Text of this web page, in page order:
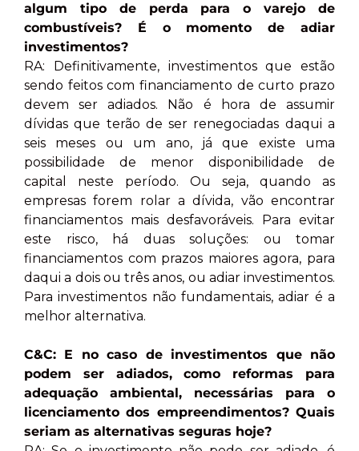
algum tipo de perda para o varejo de
combustíveis? É o momento de adiar
investimentos?
RA: Definitivamente, investimentos que estão
sendo feitos com financiamento de curto prazo
devem ser adiados. Não é hora de assumir
dívidas que terão de ser renegociadas daqui a
seis meses ou um ano, já que existe uma
possibilidade de menor disponibilidade de
capital neste período. Ou seja, quando as
empresas forem rolar a dívida, vão encontrar
financiamentos mais desfavoráveis. Para evitar
este risco, há duas soluções: ou tomar
financiamentos com prazos maiores agora, para
daqui a dois ou três anos, ou adiar investimentos.
Para investimentos não fundamentais, adiar é a
melhor alternativa.
C&C: E no caso de investimentos que não
podem ser adiados, como reformas para
adequação ambiental, necessárias para o
licenciamento dos empreendimentos? Quais
seriam as alternativas seguras hoje?